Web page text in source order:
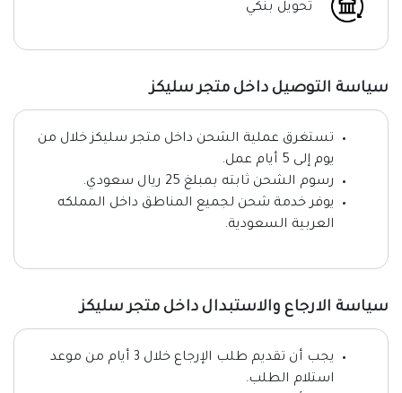
تحويل بنكي
سياسة التوصيل داخل متجر سليكز
تستغرق عملية الشحن داخل متجر سليكز خلال من
يوم إلى 5 أيام عمل.
رسوم الشحن ثابته بمبلغ 25 ريال سعودي.
يوفر خدمة شحن لجميع المناطق داخل المملكه
العربية السعودية.
سياسة الارجاع والاستبدال داخل متجر سليكز
يجب أن تقديم طلب الإرجاع خلال 3 أيام من موعد
استلام الطلب.